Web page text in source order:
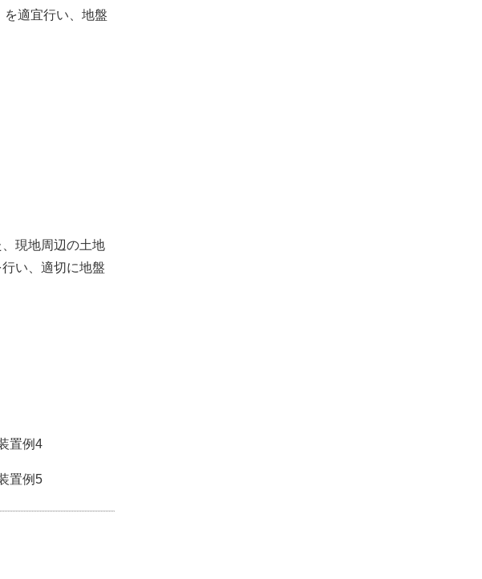
を適宜行い、地盤
現地周辺の土地
い、適切に地盤